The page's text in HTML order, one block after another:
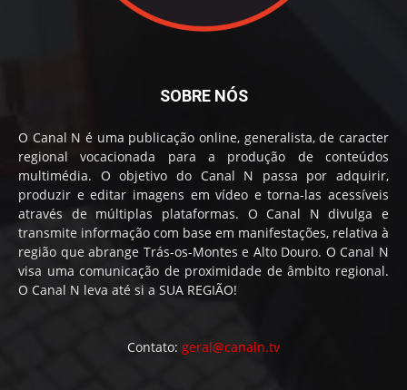
SOBRE NÓS
O Canal N é uma publicação online, generalista, de caracter
regional vocacionada para a produção de conteúdos
multimédia. O objetivo do Canal N passa por adquirir,
produzir e editar imagens em vídeo e torna-las acessíveis
através de múltiplas plataformas. O Canal N divulga e
transmite informação com base em manifestações, relativa à
região que abrange Trás-os-Montes e Alto Douro. O Canal N
visa uma comunicação de proximidade de âmbito regional.
O Canal N leva até si a SUA REGIÃO!
Contato: geral@canaln.tv